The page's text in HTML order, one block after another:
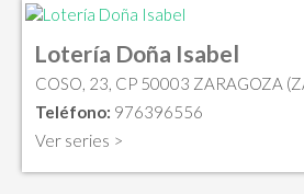
Lotería Doña Isabel
COSO, 23, CP 50003 ZARAGOZA
Teléfono: 976396556
Ver series >